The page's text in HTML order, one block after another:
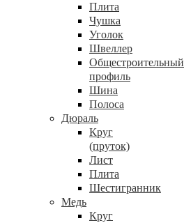
Плита
Чушка
Уголок
Швеллер
Общестроительный
профиль
Шина
Полоса
Дюраль
Круг
(пруток)
Лист
Плита
Шестигранник
Медь
Круг